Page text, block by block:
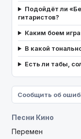
Песни Кино
Перемен
Сообщить об
Подойдёт ли
гитаристов?
Каким боем
В какой
Есть ли табы,